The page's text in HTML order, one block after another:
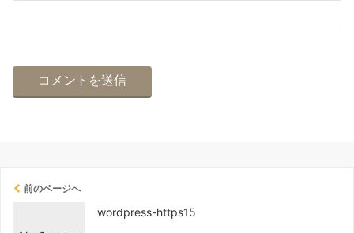
前のページへ
wordpress-https15